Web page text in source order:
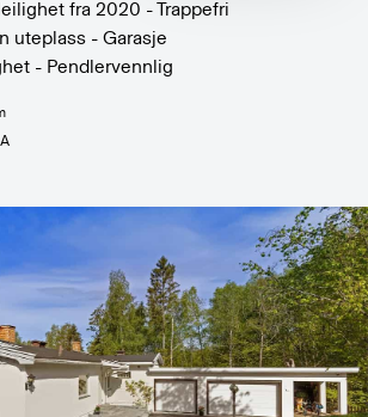
fra 2020 - Trappefri
uteplass - Garasje
- Pendlervennlig